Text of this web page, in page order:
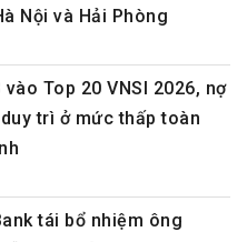
Nội và Hải Phòng
vào Top 20 VNSI 2026, nợ
trì ở mức thấp toàn
tái bổ nhiệm ông